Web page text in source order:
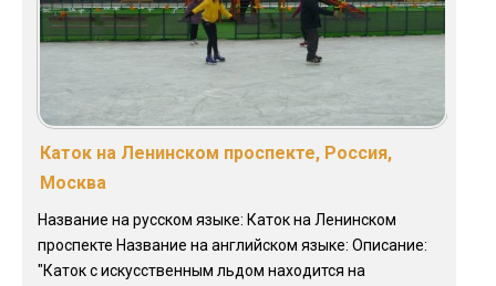
Каток на Ленинском проспекте, Россия,
Москва
Название на русском языке: Каток на Ленинском
проспекте Название на английском языке: Описание:
"Каток с искусственным льдом находится на